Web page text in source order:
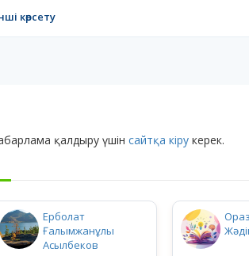
көрсету
қалдыру үшінсайтқа кіру керек.
Ерболат
Ғалымжанұлы
Асылбеков